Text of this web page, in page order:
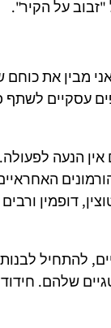
על הקיר".
מבין את כוחם
עסקיים
הנעה
דופמין
להתחיל
שלהם.